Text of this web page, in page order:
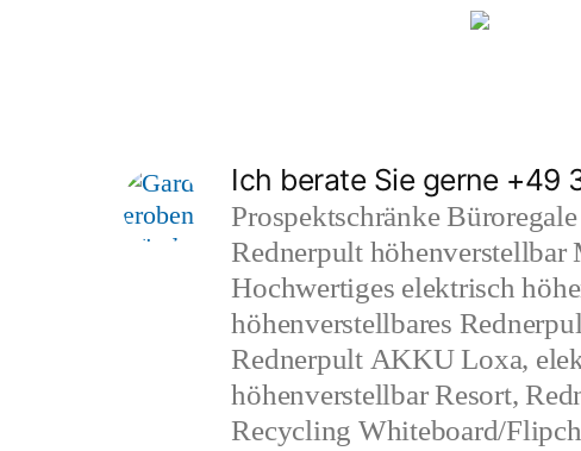
Ich berate Sie gerne +49
Prospektschränke
Rednerpult
Hochwertiges elektrisch
höhenverstellbares
Rednerpult AKKU Loxa,
höhenverstellbar Resort,
Recycling Whiteboard/